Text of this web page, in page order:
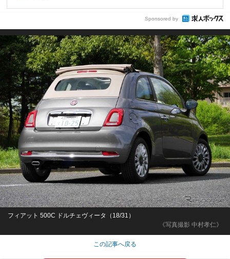
Sponsored by
《写真撮影 中村孝仁》
フィアット 500C ドルチェヴィータ（18/31）
この記事へ戻る